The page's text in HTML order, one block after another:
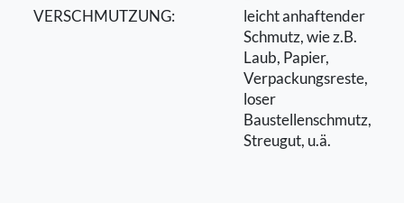
VERSCHMUTZUNG:
leicht anhaftender
Schmutz, wie z.B.
Laub, Papier,
Verpackungsreste,
loser
Baustellenschmutz,
Streugut, u.ä.